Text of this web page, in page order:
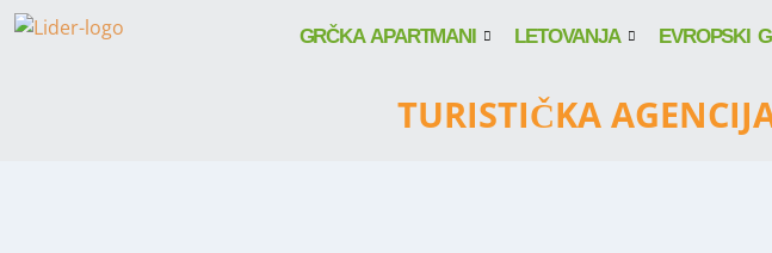
GRČKA APARTMANI LETOVANJA EVROPSKI
TURISTIČKA